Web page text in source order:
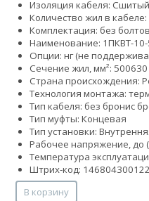
Изоляция кабеля:
Количество жил в кабеле:
Комплектация: без
Наименование: 1ПКВТ-10-
Опции: нг (не
Сечение жил, мм²: 500630
Страна происхождения:
Технология монтажа:
Тип кабеля: без бронис
Тип муфты: Концевая
Тип установки:
Рабочее напряжение, до
Температура
Штрих-код:
В корзину